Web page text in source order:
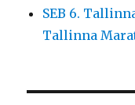
SEB 6.
Tallinna